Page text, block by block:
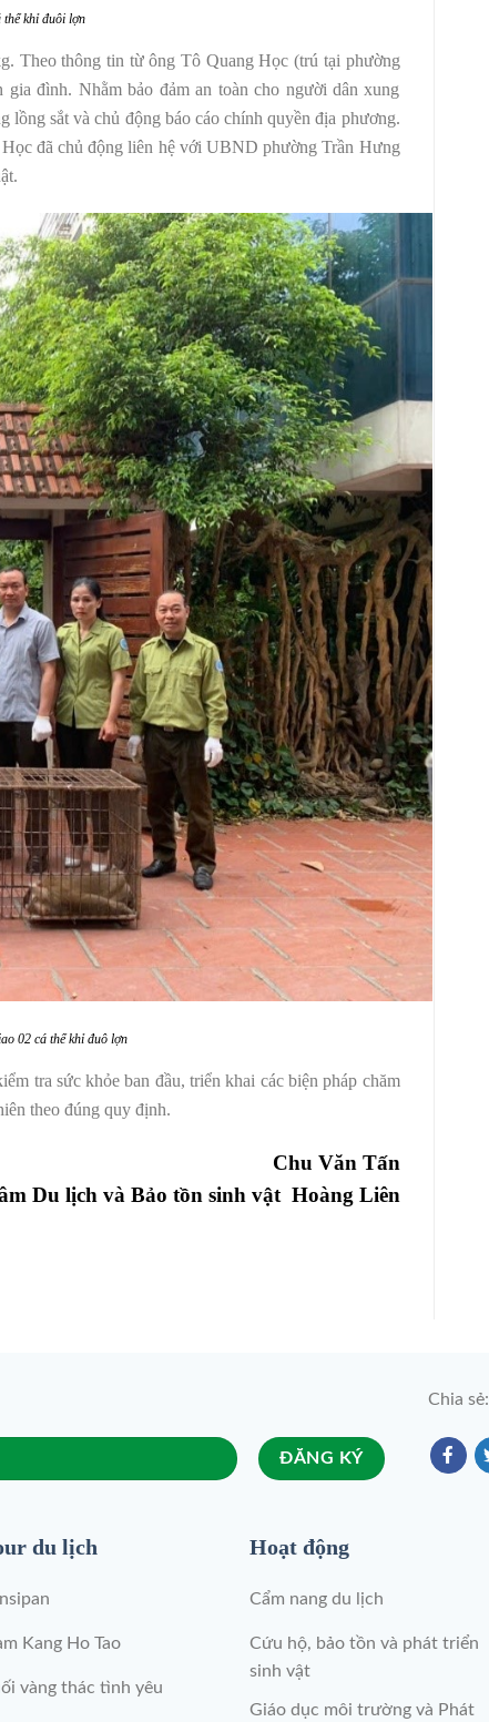
thể khỉ đuôi lợn
Theo thông tin từ ông Tô Quang Học (trú tại phường
đình. Nhằm bảo đảm an toàn cho người dân xung
sắt và chủ động báo cáo chính quyền địa phương.
đã chủ động liên hệ với UBND phường Trần Hưng
02 cá thể khỉ đuô lợn
tra sức khỏe ban đầu, triển khai các biện pháp chăm
theo đúng quy định.
Chu Văn Tấn
và Bảo tồn sinh vật Hoàng Liên
Chia sẻ:
du lịch
Kang Ho Tao
vàng thác tình yêu
Hoạt động
Cẩm nang du lịch
Cứu hộ, bảo tồn và phát triển
sinh vật
Giáo dục môi trường và Phát